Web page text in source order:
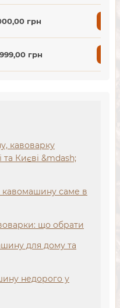
грн
грн
кавоварку
Києві &mdash;
кавомашину саме в
що обрати
для дому та
недорого у